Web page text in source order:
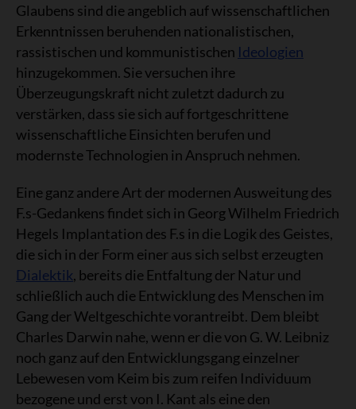
Glaubens sind die angeblich auf wissenschaftlichen
Erkenntnissen beruhenden nationalistischen,
rassistischen und kommunistischen Ideologien
hinzugekommen. Sie versuchen ihre
Überzeugungskraft nicht zuletzt dadurch zu
verstärken, dass sie sich auf fortgeschrittene
wissenschaftliche Einsichten berufen und
modernste Technologien in Anspruch nehmen.
Eine ganz andere Art der modernen Ausweitung des
F.s-Gedankens findet sich in Georg Wilhelm Friedrich
Hegels Implantation des F.s in die Logik des Geistes,
die sich in der Form einer aus sich selbst erzeugten
Dialektik, bereits die Entfaltung der Natur und
schließlich auch die Entwicklung des Menschen im
Gang der Weltgeschichte vorantreibt. Dem bleibt
Charles Darwin nahe, wenn er die von G. W. Leibniz
noch ganz auf den Entwicklungsgang einzelner
Lebewesen vom Keim bis zum reifen Individuum
bezogene und erst von I. Kant als eine den